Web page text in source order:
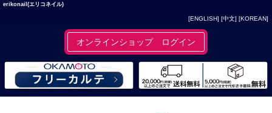
erikonail(エリコネイル)
[ENGLISH] [中文] [KOREAN]
オンラインショップ ログイン